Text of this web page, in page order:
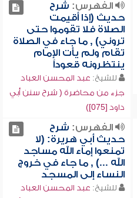
الفهرس: شرح
حديث (إذا أقيمت
الصلاة فلا تقوموا حتى
تروني) , ما جاء في الصلاة
تقام ولم يأت الإمام
ينتظرونه قعوداً
للشيخ: عبد المحسن العباد
جزء من محاضرة ( شرح سنن أبي
داود [075])
الفهرس: شرح
حديث أبي هريرة: (لا
تمنعوا إماء الله مساجد
الله ...) , ما جاء في خروج
النساء إلى المسجد
للشيخ: عبد المحسن العباد